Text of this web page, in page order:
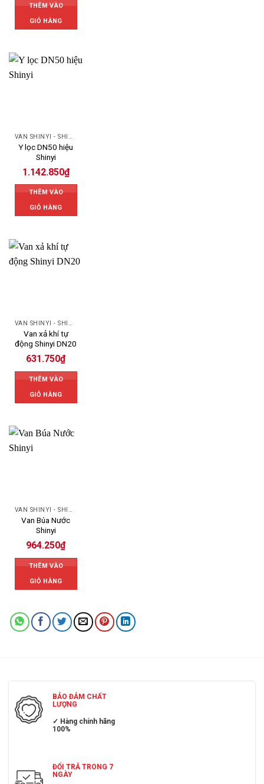
THÊM VÀO
GIỎ HÀNG
Y lọc DN50 hiệu
Shinyi
1.142.850₫
THÊM VÀO
GIỎ HÀNG
Van xả khí tự
động Shinyi DN20
631.750₫
THÊM VÀO
GIỎ HÀNG
Van Búa Nước
Shinyi
964.250₫
THÊM VÀO
GIỎ HÀNG
BẢO ĐẢM CHẤT
LƯỢNG
✓ Hàng chính hãng
100%
ĐỔI TRẢ TRONG 7
NGÀY